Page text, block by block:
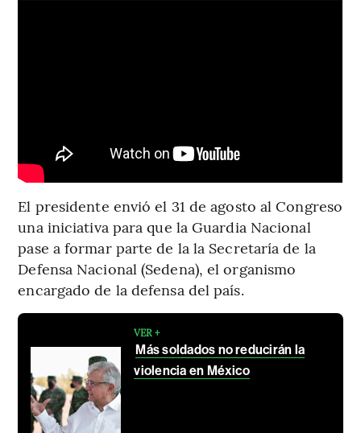
El presidente envió el 31 de agosto al Congreso
una iniciativa para que la Guardia Nacional
pase a formar parte de la la Secretaría de la
Defensa Nacional (Sedena), el organismo
encargado de la defensa del país.
VER +
Más soldados no reducirán la
violencia en México